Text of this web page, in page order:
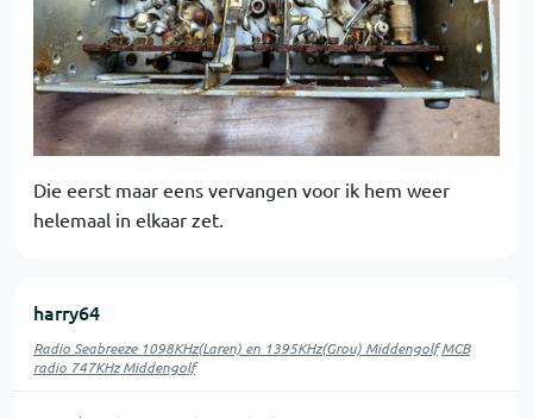
Die eerst maar eens vervangen voor ik hem weer
helemaal in elkaar zet.
harry64
Radio Seabreeze 1098KHz(Laren) en 1395KHz(Grou) Middengolf MCB
radio 747KHz Middengolf